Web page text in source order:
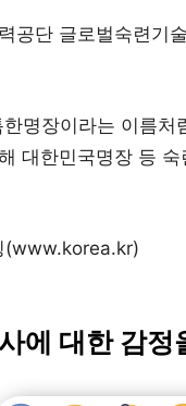
공단 글로벌숙련기
명장이라는 이름
대한민국명장 등
(www.korea.kr)
에 대한 감정